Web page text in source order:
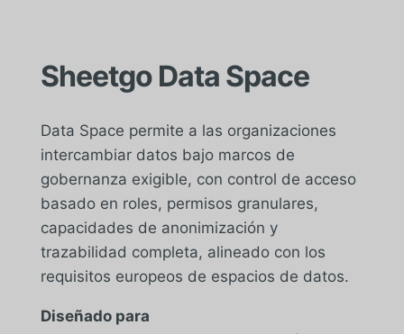
Sheetgo Data Space
Data Space permite a las organizaciones
intercambiar datos bajo marcos de
gobernanza exigible, con control de acceso
basado en roles, permisos granulares,
capacidades de anonimización y
trazabilidad completa, alineado con los
requisitos europeos de espacios de datos.
Diseñado para